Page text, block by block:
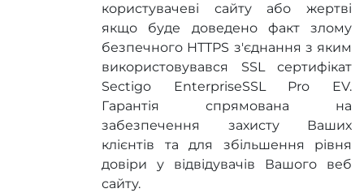
користувачеві сайту або жертві
якщо буде доведено факт злому
безпечного HTTPS з'єднання з яким
використовувався SSL сертифікат
Sectigo EnterpriseSSL Pro EV.
Гарантія спрямована на
забезпечення захисту Ваших
клієнтів та для збільшення рівня
довіри у відвідувачів Вашого веб
сайту.